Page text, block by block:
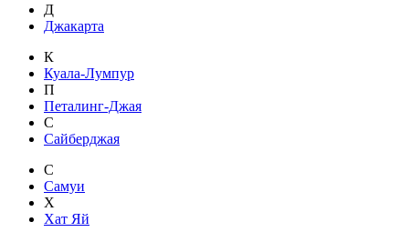
Д
Джакарта
К
Куала-Лумпур
П
Петалинг-Джая
С
Сайберджая
С
Самуи
Х
Хат Яй